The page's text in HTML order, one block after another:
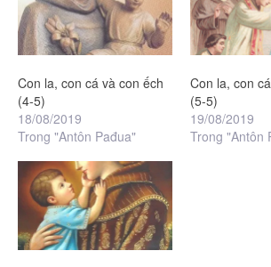
Con la, con cá và con ếch
(4-5)
18/08/2019
Trong "Antôn Pađua"
Con la, con
(5-5)
19/08/2019
Trong "Antôn